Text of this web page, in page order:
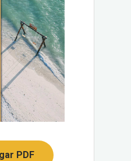
PDF